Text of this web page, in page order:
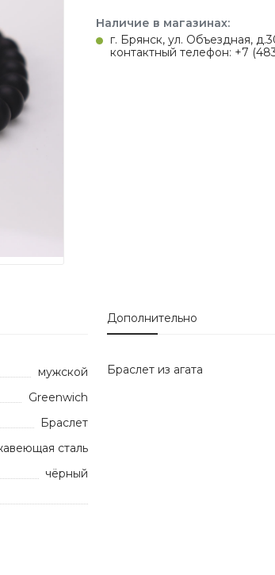
Наличие в магазинах:
г. Брянск, ул. Объездная,
контактный телефон: +7
мужской
Greenwich
Браслет
сталь
чёрный
Дополнительно
Браслет из агата